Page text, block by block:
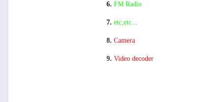
6. FM Radio
7. etc,etc...
8. Camera
9. Video decoder